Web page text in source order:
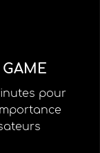
pour